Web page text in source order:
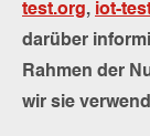
test.org, iot-
darüber
Rahmen der
wir sie